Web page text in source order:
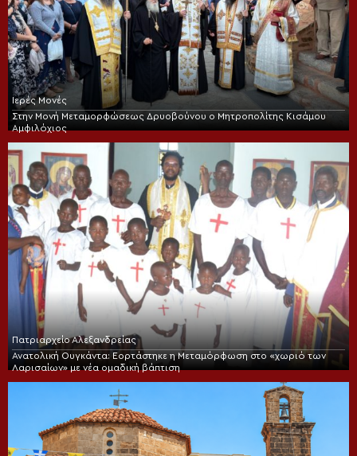
Ιερές Μονές
Στην Μονή Μεταμορφώσεως Δρυοβούνου ο Μητροπολίτης Κισάμου
Αμφιλόχιος
Πατριαρχείο Αλεξανδρείας
Ανατολική Ουγκάντα: Εορτάστηκε η Μεταμόρφωση στο «χωριό των
Λαρισαίων» με νέα ομαδική βάπτιση